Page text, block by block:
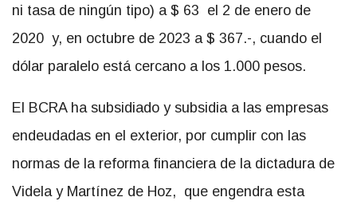
ni tasa de ningún tipo) a $ 63 el 2 de enero de
2020 y, en octubre de 2023 a $ 367.-, cuando el
dólar paralelo está cercano a los 1.000 pesos.
El BCRA ha subsidiado y subsidia a las empresas
endeudadas en el exterior, por cumplir con las
normas de la reforma financiera de la dictadura de
Videla y Martínez de Hoz, que engendra esta